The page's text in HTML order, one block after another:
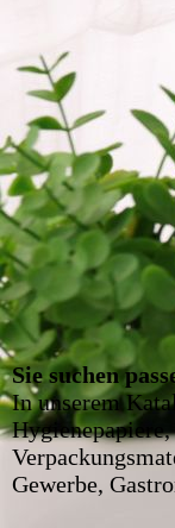
Sie suchen
In unserem
Gewerbe,